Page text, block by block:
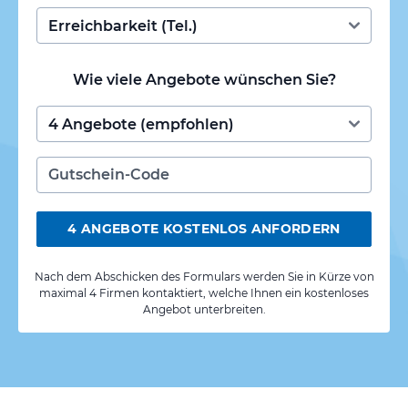
Wie viele Angebote wünschen Sie?
4 ANGEBOTE KOSTENLOS ANFORDERN
Nach dem Abschicken des Formulars werden Sie in Kürze von
maximal 4 Firmen kontaktiert, welche Ihnen ein kostenloses
Angebot unterbreiten.